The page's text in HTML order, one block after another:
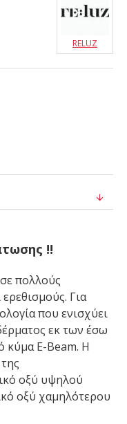
RELUZ
!!
πολλούς
Για
που ενισχύει
εκ των έσω
κύμα E-Beam. Η
οξύ υψηλού
οξύ χαμηλότερου